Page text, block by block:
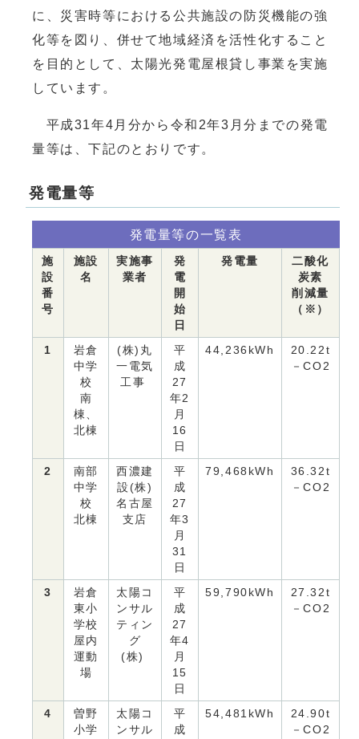
に、災害時等における公共施設の防災機能の強
化等を図り、併せて地域経済を活性化すること
を目的として、太陽光発電屋根貸し事業を実施
しています。
平成31年4月分から令和2年3月分までの発電
量等は、下記のとおりです。
発電量等
発電量等の一覧表
施
設
番
号
施設
名
実施事
業者
発
電
開
始
日
発電量
二酸化
炭素
削減量
（※）
1
岩倉
中学
校
南
棟、
北棟
(株)丸
一電気
工事
平
成
27
年2
月
16
日
44,236kWh
20.22t
－CO2
2
南部
中学
校
北棟
西濃建
設(株)
名古屋
支店
平
成
27
年3
月
31
日
79,468kWh
36.32t
－CO2
3
岩倉
東小
学校
屋内
運動
場
太陽コ
ンサル
ティン
グ
(株)
平
成
27
年4
月
15
日
59,790kWh
27.32t
－CO2
4
曽野
小学
太陽コ
ンサル
平
成
54,481kWh
24.90t
－CO2